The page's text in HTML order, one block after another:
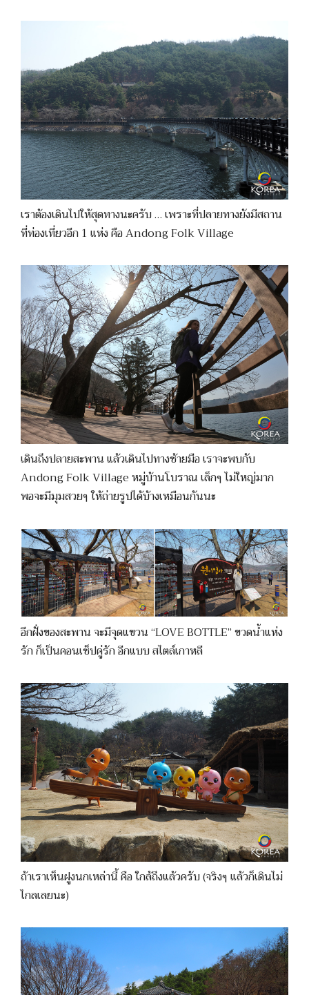
เราต้องเดินไปให้สุดทางนะครับ … เพราะที่ปลายทางยังมีสถาน
ที่ท่องเที่ยวอีก 1 แห่ง คือ Andong Folk Village
เดินถึงปลายสะพาน แล้วเดินไปทางซ้ายมือ เราจะพบกับ
Andong Folk Village หมู่บ้านโบราณ เล็กๆ ไม่ใหญ่มาก
พอจะมีมุมสวยๆ ให้ถ่ายรูปได้บ้างเหมือนกันนะ
อีกฝั่งของสะพาน จะมีจุดแขวน “LOVE BOTTLE” ขวดน้ำแห่ง
รัก ก็เป็นคอนเซ็ปคู่รัก อีกแบบ สไตล์เกาหลี
ถ้าเราเห็นฝูงนกเหล่านี้ คือ ใกล้ถึงแล้วครับ (จริงๆ แล้วก็เดินไม่
ไกลเลยนะ)